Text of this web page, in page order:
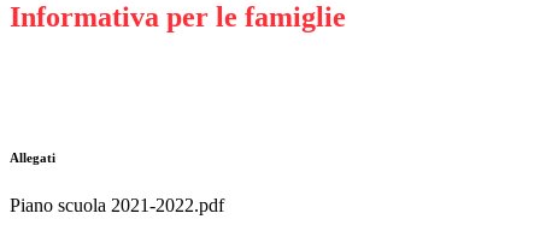
Informativa per le famiglie
Allegati
Piano scuola 2021-2022.pdf